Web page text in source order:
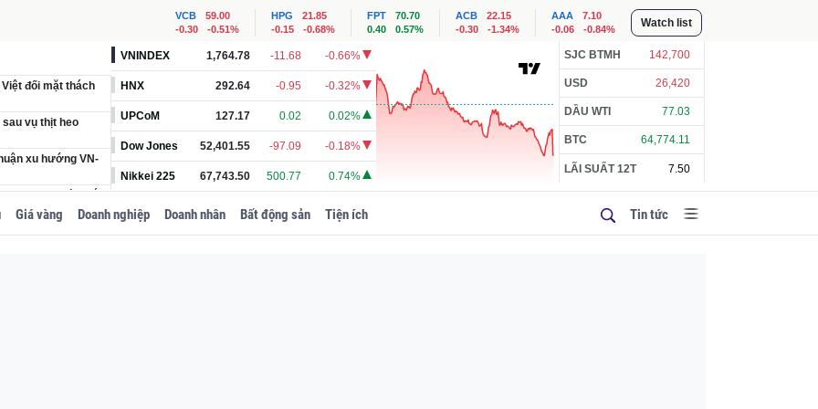
VCB
59.00
-0.30
-0.51%
HPG
21.85
-0.15
-0.68%
FPT
70.70
0.40
0.57%
ACB
22.15
-0.30
-1.34%
AAA
7.10
-0.06
-0.84% Watch list
đối mặt thách
vụ thịt heo
xu hướng VN-
tỷ đồng, rút ngắn
đàn ông SN
VNINDEX 1,764.78 -11.68 -0.66%
HNX 292.64 -0.95 -0.32%
UPCoM 127.17 0.02 0.02%
Dow Jones 52,401.55 -97.09 -0.18%
Nikkei 225 67,743.50 500.77 0.74%
SJC BTMH 142,700
USD 26,420
DẦU WTI 77.03
BTC 64,774.11
LÃI SUẤT 12T 7.50
Giá vàng Doanh nghiệp Doanh nhân Bất động sản Tiện ích Tin tức